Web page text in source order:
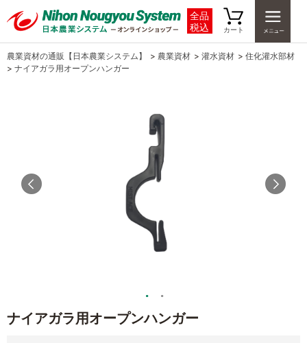
全品
税込
カート
農業資材の通販【日本農業システム】 > 農業資材 > 灌水資材 > 住化灌水部材
> ナイアガラ用オープンハンガー
ナイアガラ用オープンハンガー